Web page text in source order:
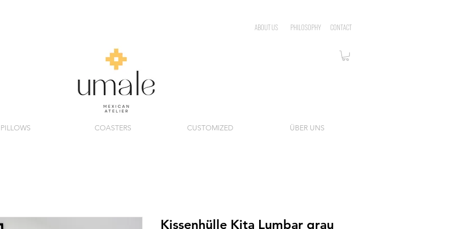
ABOUT US PHILOSOPHY CONTACT
PILLOWS COASTERS CUSTOMIZED ÜBER UNS
Kissenhülle Kita Lumbar grau